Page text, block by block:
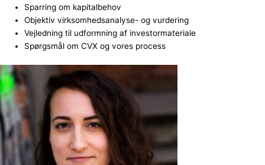
Sparring om kapitalbehov
Objektiv virksomhedsanalyse- og vurdering
Vejledning til udformning af investormateriale
Spørgsmål om CVX og vores process